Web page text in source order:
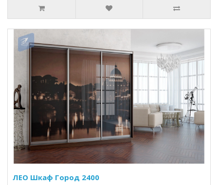
ЛЕО Шкаф Город 2400